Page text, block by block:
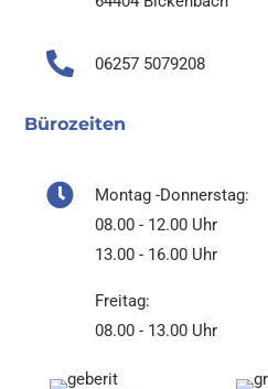
 06257 5079208
Bürozeiten

Montag -Donnerstag:
08.00 - 12.00 Uhr
13.00 - 16.00 Uhr
Freitag:
08.00 - 13.00 Uhr